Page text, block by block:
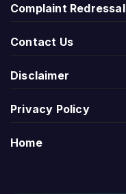
Complaint Redressal
Contact Us
Disclaimer
Privacy Policy
Home